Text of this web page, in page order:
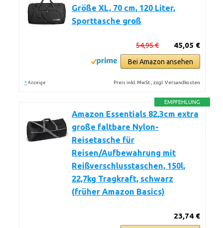
Größe XL, 70 cm, 120 Liter,
Sporttasche groß
45,05 €
54,95 €
Bei Amazon ansehen
* Anzeige Preis inkl. MwSt., zzgl. Versandkosten
EMPFEHLUNG
Amazon Essentials 82,3cm extra
große faltbare Nylon-
Reisetasche für
Reisen/Aufbewahrung mit
Reißverschlusstaschen, 150l,
22,7kg Tragkraft, schwarz
(früher Amazon Basics)
23,74 €